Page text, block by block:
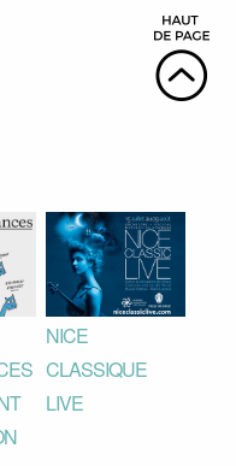
NICE
CLASSIQUE
LIVE